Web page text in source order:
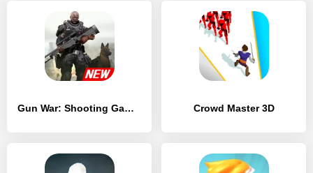
Gun War: Shooting Games Crowd Master 3D